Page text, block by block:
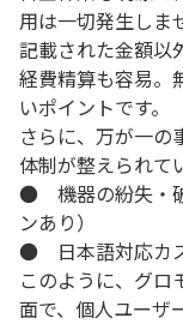
用は一切発生しま
記載された金額以
経費精算も容易。
いポイントです。
さらに、万が一の
体制が整えられて
● 機器の紛失・
ンあり）
● 日本語対応カス
このように、グ
面で、個人ユーザ